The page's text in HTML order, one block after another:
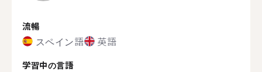
流暢
スペイン語 英語
学習中の言語